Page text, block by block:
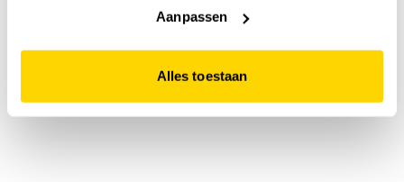
website niet optimaal functioneert.
Aanpassen
Alles toestaan